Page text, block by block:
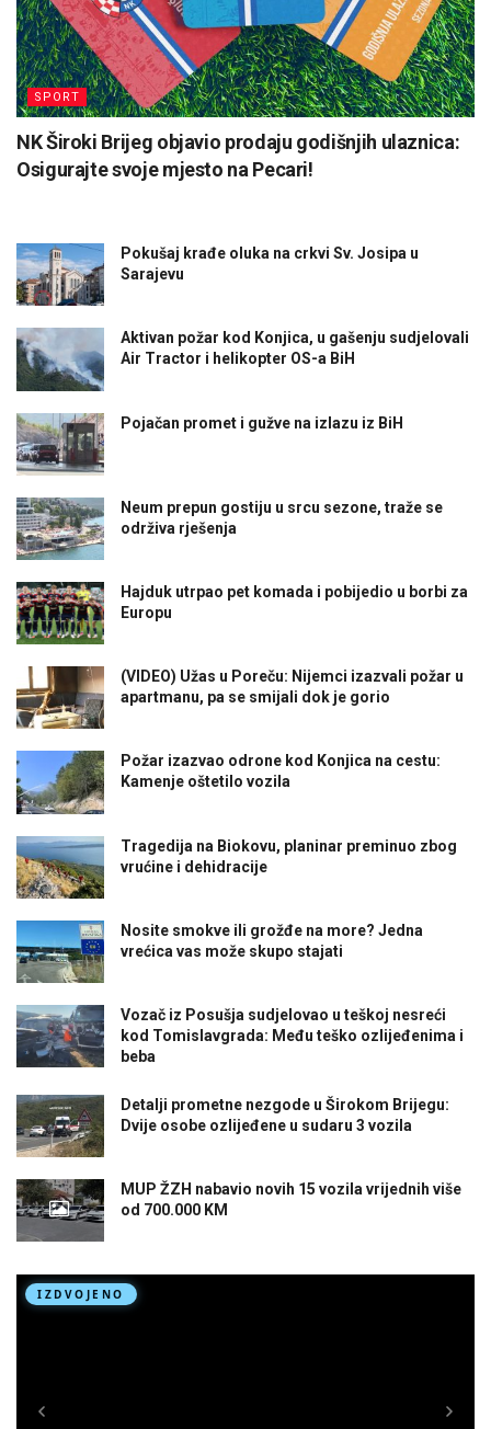
SPORT
NK Široki Brijeg objavio prodaju godišnjih ulaznica:
Osigurajte svoje mjesto na Pecari!
Pokušaj krađe oluka na crkvi Sv. Josipa u
Sarajevu
Aktivan požar kod Konjica, u gašenju sudjelovali
Air Tractor i helikopter OS-a BiH
Pojačan promet i gužve na izlazu iz BiH
Neum prepun gostiju u srcu sezone, traže se
održiva rješenja
Hajduk utrpao pet komada i pobijedio u borbi za
Europu
(VIDEO) Užas u Poreču: Nijemci izazvali požar u
apartmanu, pa se smijali dok je gorio
Požar izazvao odrone kod Konjica na cestu:
Kamenje oštetilo vozila
Tragedija na Biokovu, planinar preminuo zbog
vrućine i dehidracije
Nosite smokve ili grožđe na more? Jedna
vrećica vas može skupo stajati
Vozač iz Posušja sudjelovao u teškoj nesreći
kod Tomislavgrada: Među teško ozlijeđenima i
beba
Detalji prometne nezgode u Širokom Brijegu:
Dvije osobe ozlijeđene u sudaru 3 vozila
MUP ŽZH nabavio novih 15 vozila vrijednih više
od 700.000 KM